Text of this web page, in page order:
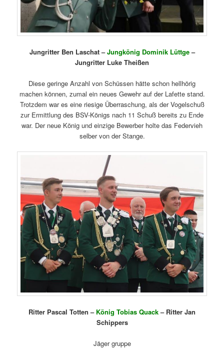
Jungritter Ben Laschat –Jungkönig Dominik Lüttge–
Jungritter Luke Theißen
Diese geringe Anzahl von Schüssen hätte schon hellhörig
machen können, zumal ein neues Gewehr auf der Lafette stand.
Trotzdem war es eine riesige Überraschung, als der Vogelschuß
zur Ermittlung des BSV-Königs nach 11 Schuß bereits zu Ende
war. Der neue König und einzige Bewerber holte das Federvieh
selber von der Stange.
Ritter Pascal Totten – König Tobias Quack– Ritter Jan
Schippers
Jäger gruppe